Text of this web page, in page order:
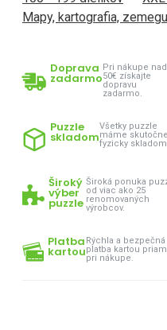
Mapy, kartografia,
Doprava
zadarmo
Pri nákupe nad
50€ získajte
dopravu
zadarmo.
Puzzle
skladom
Všetky puzzle
máme skutočne
fyzicky
Široký
výber
puzzle
Široká ponuka
od viac ako 25
renomovaných
výrobcov.
Platba
kartou
Rýchla a bezpečná
platba kartou
pri nákupe.